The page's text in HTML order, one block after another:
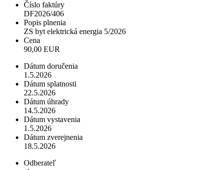
Číslo faktúry
DF2026/406
Popis plnenia
ZS byt elektrická energia 5/2026
Cena
90,00 EUR
Dátum doručenia
1.5.2026
Dátum splatnosti
22.5.2026
Dátum úhrady
14.5.2026
Dátum vystavenia
1.5.2026
Dátum zverejnenia
18.5.2026
Odberateľ